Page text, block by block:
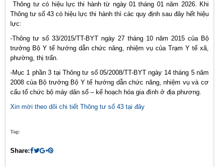
Thông tư có hiệu lực thi hành từ ngày 01 tháng 01 năm 2026. Khi
Thông tư số 43 có hiệu lực thi hành thì các quy định sau đây hết hiệu
lực:
-Thông tư số 33/2015/TT-BYT ngày 27 tháng 10 năm 2015 của Bộ
trưởng Bộ Y tế hướng dẫn chức năng, nhiệm vụ của Trạm Y tế xã,
phường, thị trấn.
-Mục 1 phần 3 tại Thông tư số 05/2008/TT-BYT ngày 14 tháng 5 năm
2008 của Bộ trưởng Bộ Y tế hướng dẫn chức năng, nhiệm vụ và cơ
cấu tổ chức bộ máy dân số – kế hoạch hóa gia đình ở địa phương.
Xin mời theo dõi chi tiết Thông tư số 43 tại đây
Tag:
Share: